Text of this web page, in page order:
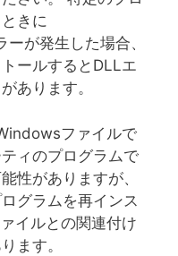
きに
が発生した場合、
ールするとDLLエ
あります。
ファイルで
ィのプログラムで
性がありますが、
グラムを再インス
イルとの関連付け
ます。